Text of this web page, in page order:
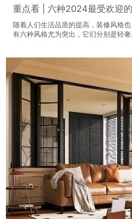
随着人们生活品质的提高，装修风格
有六种风格尤为突出，它们分别是轻
式风、侘寂风和复古风。这些风格各